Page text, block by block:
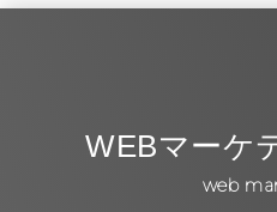
WEBマーケ
web